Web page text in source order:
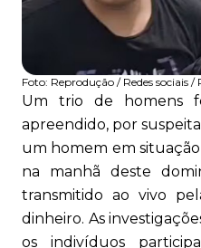
Foto: Reprodução / Redes sociais /
Um trio de homens
apreendido, por
um homem em
na manhã deste
transmitido ao vivo
dinheiro. As
os indivíduos